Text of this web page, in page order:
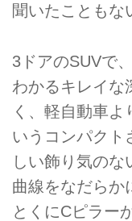
聞いたこともな
3ドアのSUVで
わかるキレイな
く、軽自動車よ
いうコンパクト
しい飾り気のな
曲線をなだらか
とくにCピラー